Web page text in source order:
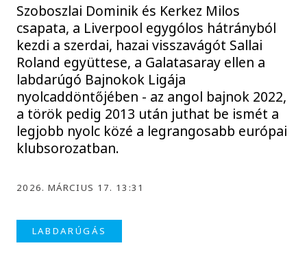
Szoboszlai Dominik és Kerkez Milos
csapata, a Liverpool egygólos hátrányból
kezdi a szerdai, hazai visszavágót Sallai
Roland együttese, a Galatasaray ellen a
labdarúgó Bajnokok Ligája
nyolcaddöntőjében - az angol bajnok 2022,
a török pedig 2013 után juthat be ismét a
legjobb nyolc közé a legrangosabb európai
klubsorozatban.
2026. MÁRCIUS 17. 13:31
LABDARÚGÁS